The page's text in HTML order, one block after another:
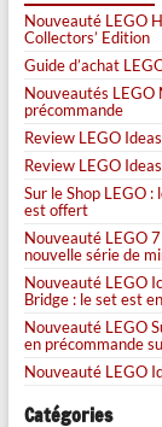
Nouveauté LEGO
Collectors’ Edition
Guide d’achat
Nouveautés LEGO
précommande
Review LEGO
Review LEGO
Sur le Shop LEGO
est offert
Nouveauté LEGO
nouvelle série de
Nouveauté LEGO
Bridge : le set est
Nouveauté LEGO
en précommande
Nouveauté LEGO
Catégories